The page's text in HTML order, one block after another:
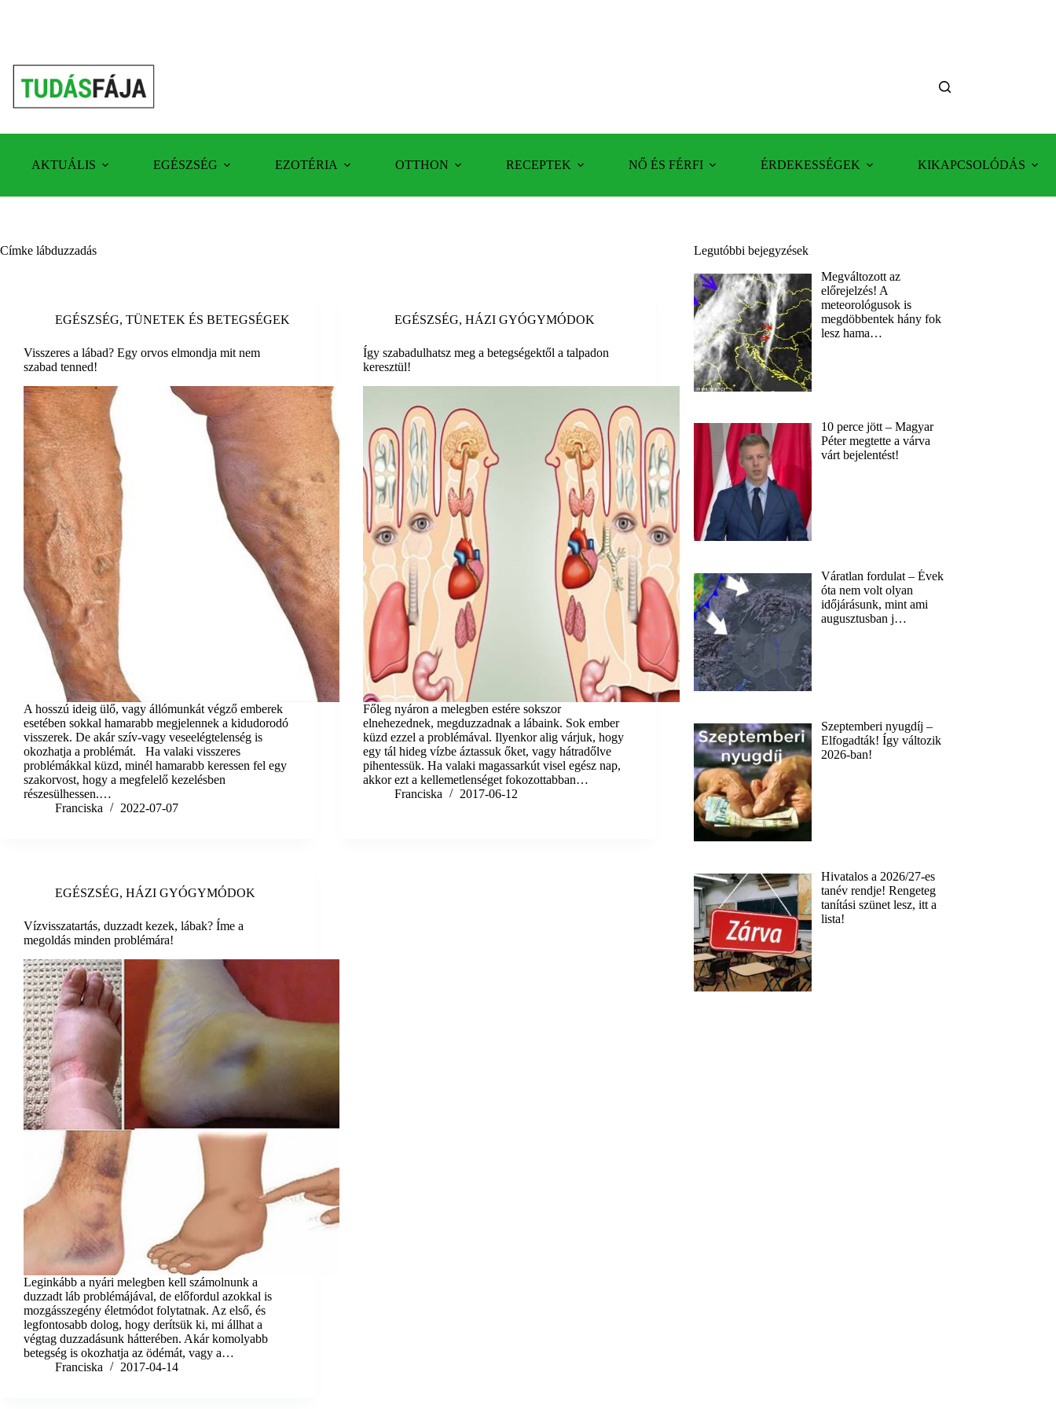
AKTUÁLIS EGÉSZSÉG EZOTÉRIA OTTHON RECEPTEK NŐ ÉS FÉRFI ÉRDEKESSÉGEK KIKAPCSOLÓDÁS
Címke lábduzzadás
EGÉSZSÉG, TÜNETEK ÉS BETEGSÉGEK
Visszeres a lábad? Egy orvos elmondja mit nem
szabad tenned!
A hosszú ideig ülő, vagy állómunkát végző emberek
esetében sokkal hamarabb megjelennek a kidudorodó
visszerek. De akár szív-vagy veseelégtelenség is
okozhatja a problémát. Ha valaki visszeres
problémákkal küzd, minél hamarabb keressen fel egy
szakorvost, hogy a megfelelő kezelésben
részesülhessen.…
Franciska
2022-07-07
EGÉSZSÉG,HÁZI GYÓGYMÓDOK
Így szabadulhatsz meg a betegségektől a talpadon
keresztül!
Főleg nyáron a melegben estére sokszor
elnehezednek, megduzzadnak a lábaink. Sok ember
küzd ezzel a problémával. Ilyenkor alig várjuk, hogy
egy tál hideg vízbe áztassuk őket, vagy hátradőlve
pihentessük. Ha valaki magassarkút visel egész nap,
akkor ezt a kellemetlenséget fokozottabban…
Franciska
2017-06-12
EGÉSZSÉG, HÁZI GYÓGYMÓDOK
Vízvisszatartás, duzzadt kezek, lábak? Íme a
megoldás minden problémára!
Leginkább a nyári melegben kell számolnunk a
duzzadt láb problémájával, de előfordul azokkal is
mozgásszegény életmódot folytatnak. Az első, és
legfontosabb dolog, hogy derítsük ki, mi állhat a
végtag duzzadásunk hátterében. Akár komolyabb
betegség is okozhatja az ödémát, vagy a…
Franciska
2017-04-14
Legutóbbi bejegyzések
Megváltozott az
előrejelzés! A
meteorológusok is
megdöbbentek hány fok
lesz hama…
10 perce jött – Magyar
Péter megtette a várva
várt bejelentést!
Váratlan fordulat – Évek
óta nem volt olyan
időjárásunk, mint ami
augusztusban j…
Szeptemberi nyugdíj –
Elfogadták! Így változik
2026-ban!
Hivatalos a 2026/27-es
tanév rendje! Rengeteg
tanítási szünet lesz, itt a
lista!